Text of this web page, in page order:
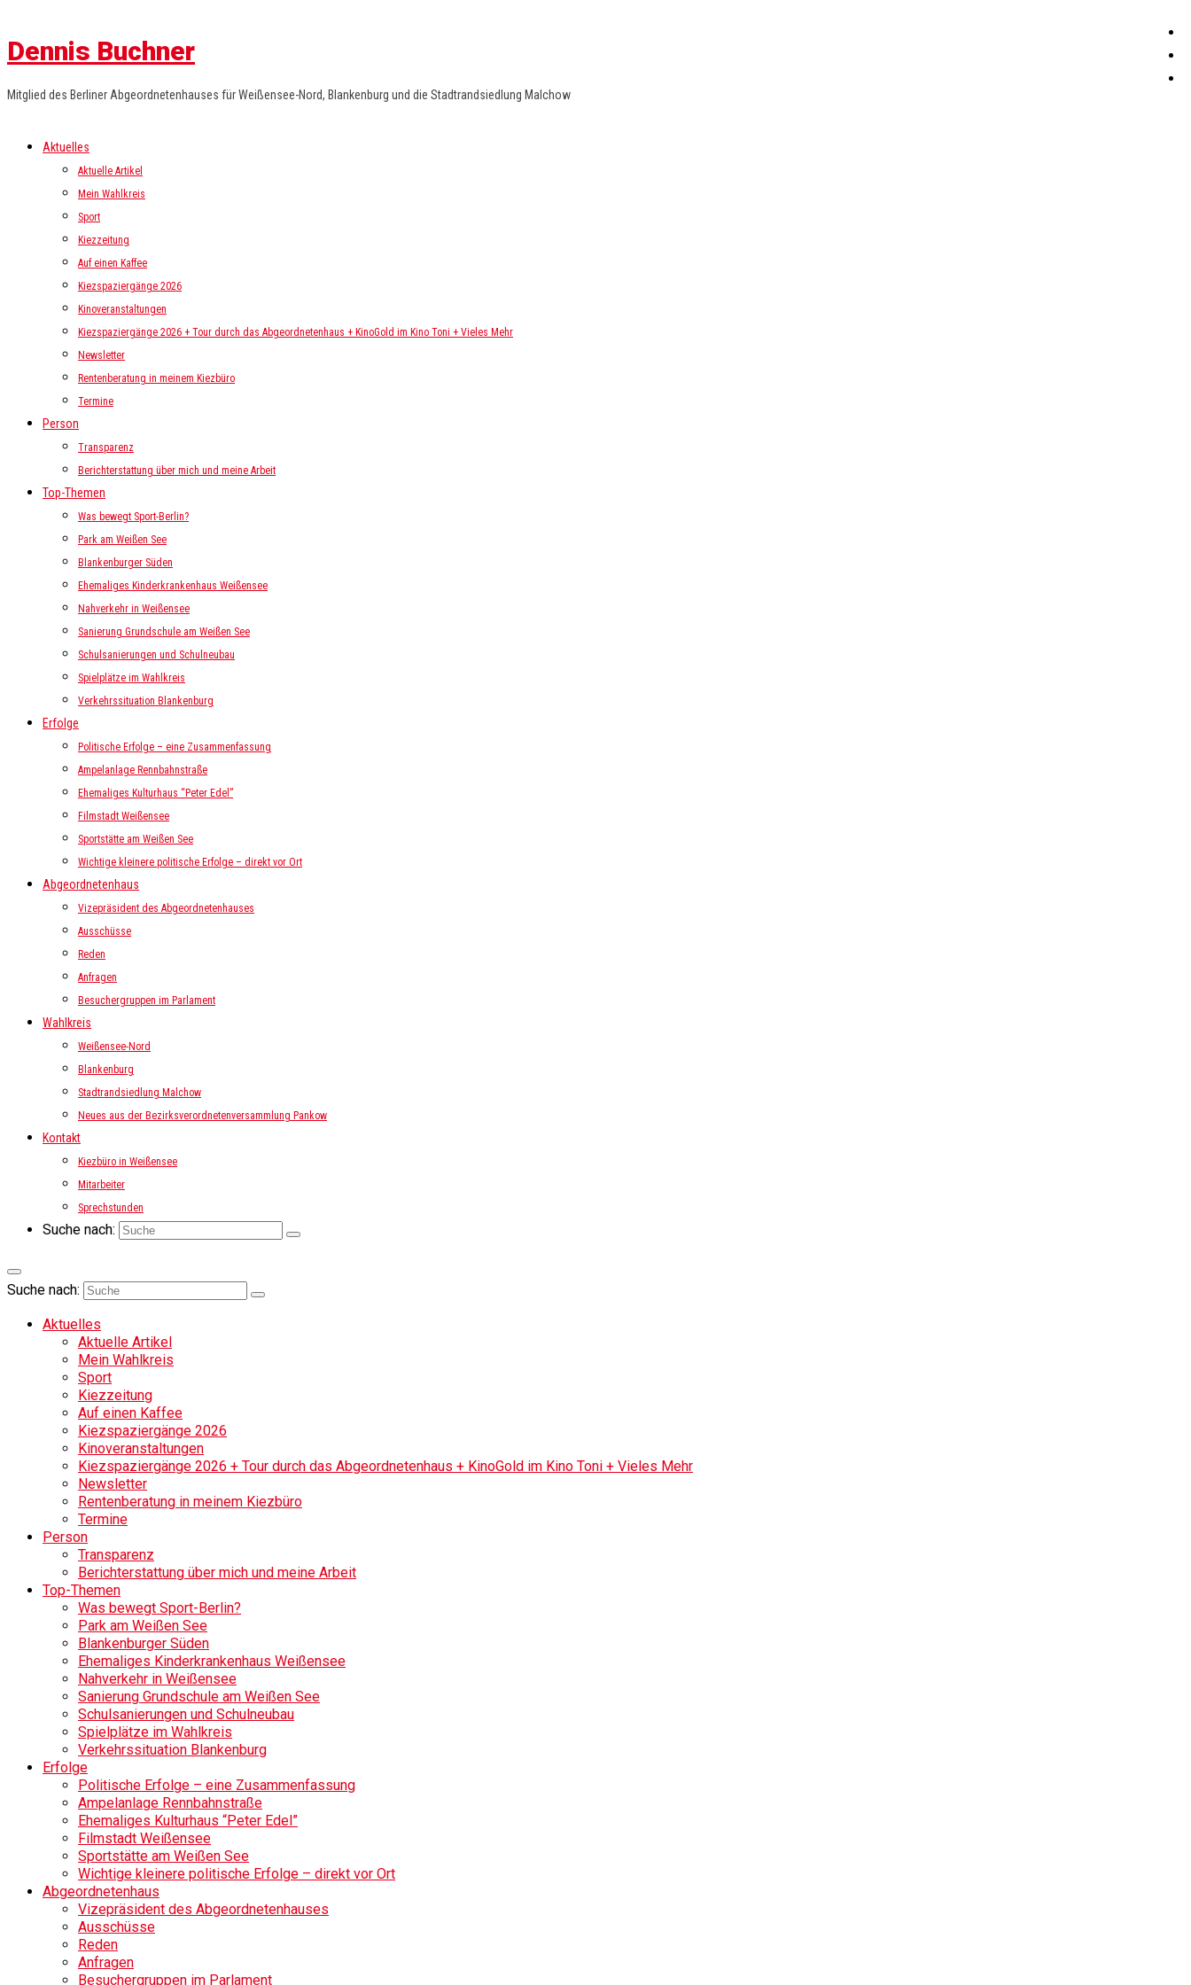
Dennis Buchner
Mitglied des Berliner Abgeordnetenhauses für Weißensee-Nord, Blankenburg und die Stadtrandsiedlung Malchow
Aktuelles
Aktuelle Artikel
Mein Wahlkreis
Sport
Kiezzeitung
Auf einen Kaffee
Kiezspaziergänge 2026
Kinoveranstaltungen
Kiezspaziergänge 2026 + Tour durch das Abgeordnetenhaus + KinoGold im Kino Toni + Vieles Mehr
Newsletter
Rentenberatung in meinem Kiezbüro
Termine
Person
Transparenz
Berichterstattung über mich und meine Arbeit
Top-Themen
Was bewegt Sport-Berlin?
Park am Weißen See
Blankenburger Süden
Ehemaliges Kinderkrankenhaus Weißensee
Nahverkehr in Weißensee
Sanierung Grundschule am Weißen See
Schulsanierungen und Schulneubau
Spielplätze im Wahlkreis
Verkehrssituation Blankenburg
Erfolge
Politische Erfolge – eine Zusammenfassung
Ampelanlage Rennbahnstraße
Ehemaliges Kulturhaus “Peter Edel”
Filmstadt Weißensee
Sportstätte am Weißen See
Wichtige kleinere politische Erfolge – direkt vor Ort
Abgeordnetenhaus
Vizepräsident des Abgeordnetenhauses
Ausschüsse
Reden
Anfragen
Besuchergruppen im Parlament
Wahlkreis
Weißensee-Nord
Blankenburg
Stadtrandsiedlung Malchow
Neues aus der Bezirksverordnetenversammlung Pankow
Kontakt
Kiezbüro in Weißensee
Mitarbeiter
Sprechstunden
Suche nach:
Suche nach:
Aktuelles
Aktuelle Artikel
Mein Wahlkreis
Sport
Kiezzeitung
Auf einen Kaffee
Kiezspaziergänge 2026
Kinoveranstaltungen
Kiezspaziergänge 2026 + Tour durch das Abgeordnetenhaus + KinoGold im Kino Toni + Vieles Mehr
Newsletter
Rentenberatung in meinem Kiezbüro
Termine
Person
Transparenz
Berichterstattung über mich und meine Arbeit
Top-Themen
Was bewegt Sport-Berlin?
Park am Weißen See
Blankenburger Süden
Ehemaliges Kinderkrankenhaus Weißensee
Nahverkehr in Weißensee
Sanierung Grundschule am Weißen See
Schulsanierungen und Schulneubau
Spielplätze im Wahlkreis
Verkehrssituation Blankenburg
Erfolge
Politische Erfolge – eine Zusammenfassung
Ampelanlage Rennbahnstraße
Ehemaliges Kulturhaus “Peter Edel”
Filmstadt Weißensee
Sportstätte am Weißen See
Wichtige kleinere politische Erfolge – direkt vor Ort
Abgeordnetenhaus
Vizepräsident des Abgeordnetenhauses
Ausschüsse
Reden
Anfragen
Besuchergruppen im Parlament